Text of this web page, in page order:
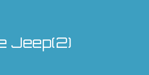
Jeep(2)